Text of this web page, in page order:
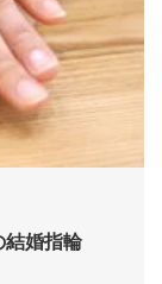
結婚指輪